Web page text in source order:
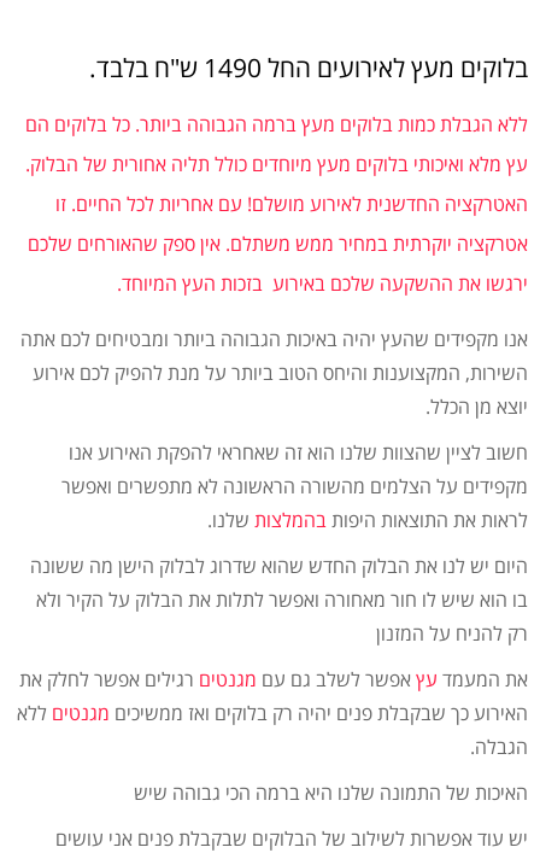
בלוקים מעץ לאירועים החל 1490 ש"ח בלבד.
ללא הגבלת כמות בלוקים מעץ ברמה הגבוהה ביותר. כלבלוקים הם
עץ מלא ואיכותי בלוקים מעץ מיוחדים כולל תליה אחורית של הבלוק.
האטרקציה החדשנית לאירוע מושלם! עם אחריות לכל החיים. זו
אטרקציה יוקרתית במחיר ממש משתלם. אין ספק שהאורחים שלכם
ירגשו את ההשקעה שלכם באירוע בזכות העץ המיוחד.
אנו מקפידים שהעץ יהיה באיכות הגבוהה ביותר ומבטיחים לכם אתה
השירות, המקצוענות והיחס הטוב ביותר על מנת להפיק לכם אירוע
יוצא מן הכלל.
חשוב לציין שהצוות שלנו הוא זה שאחראי להפקת האירוע אנו
מקפידים על הצלמים מהשורה הראשונה לא מתפשרים ואפשר
לראות את התוצאות היפותבהמלצות שלנו.
היום יש לנו את הבלוק החדש שהוא שדרוג לבלוק הישן מה ששונה
בו הוא שיש לו חור מאחורה ואפשר לתלות את הבלוק על הקיר ולא
רק להניח על המזנון
את המעמד עץאפשר לשלב גם עם מגנטים רגילים אפשר לחלק את
האירוע כך שבקבלת פנים יהיה רק בלוקים ואז ממשיכים מגנטים ללא
הגבלה.
האיכות של התמונה שלנו היא ברמה הכי גבוהה שיש
יש עוד אפשרות לשילוב של הבלוקים שבקבלת פנים אני עושים